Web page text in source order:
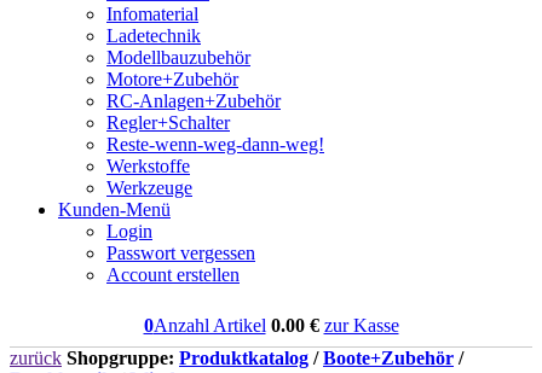
Infomaterial
Ladetechnik
Modellbauzubehör
Motore+Zubehör
RC-Anlagen+Zubehör
Regler+Schalter
Reste-wenn-weg-dann-weg!
Werkstoffe
Werkzeuge
Kunden-Menü
Login
Passwort vergessen
Account erstellen
0Anzahl Artikel 0.00€ zur Kasse
zurück Shopgruppe: Produktkatalog /Boote+Zubehör /